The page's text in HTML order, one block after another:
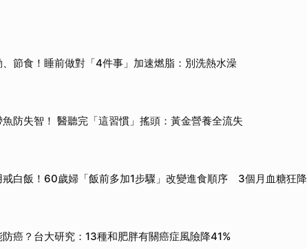
節食！睡前做對「4件事」加速燃脂：別洗熱水澡
防失智！ 醫聽完「這習慣」搖頭：黃金營養全流失
戒白飯！60歲婦「飯前多加1步驟」改變進食順序 3個月血糖狂降
癌？台大研究：13種和肥胖有關癌症風險降41%